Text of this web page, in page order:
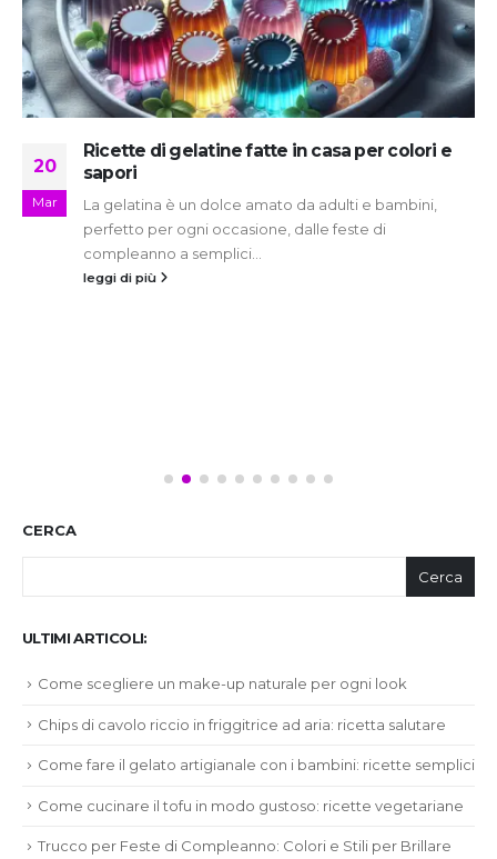
20
Mar
Ricette di gelatine fatte in casa per colori e
sapori
La gelatina è un dolce amato da adulti e bambini,
perfetto per ogni occasione, dalle feste di
compleanno a semplici...
leggi di più
CERCA
Cerca
ULTIMI ARTICOLI:
Come scegliere un make-up naturale per ogni look
Chips di cavolo riccio in friggitrice ad aria: ricetta salutare
Come fare il gelato artigianale con i bambini: ricette semplici
Come cucinare il tofu in modo gustoso: ricette vegetariane
Trucco per Feste di Compleanno: Colori e Stili per Brillare